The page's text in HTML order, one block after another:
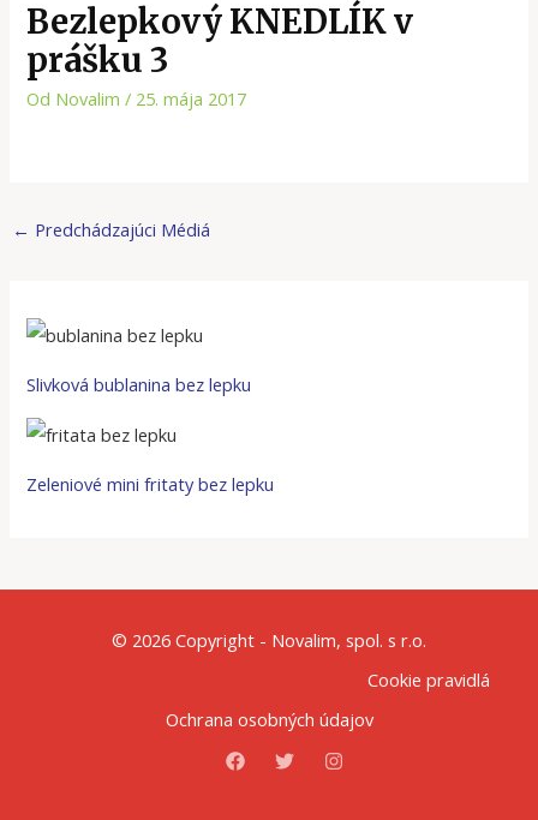
Bezlepkový KNEDLÍK v
prášku 3
Od Novalim/ 25. mája 2017
← Predchádzajúci Médiá
Slivková bublanina bez lepku
Zeleniové mini fritaty bez lepku
© 2026 Copyright - Novalim, spol. s r.o.
Cookie pravidlá
Ochrana osobných údajov